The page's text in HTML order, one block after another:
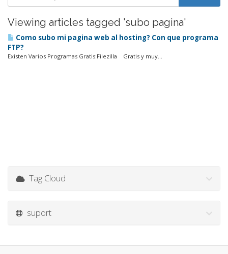
Viewing articles tagged 'subo pagina'
Como subo mi pagina web al hosting? Con que programa
FTP?
Existen Varios Programas Gratis:Filezilla Gratis y muy...
Tag Cloud
suport